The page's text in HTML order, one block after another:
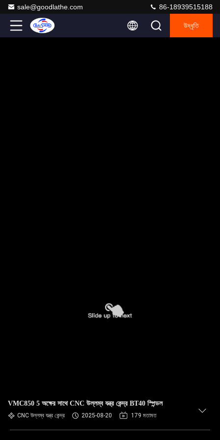
sale@goodlathe.com 86-18939515188
উদ্ধৃতি
VMC850 5 অক্ষের সাথে CNC উল্লম্ব যন্ত্র কেন্দ্র BT40 স্পিন্ডল
CNC উল্লম্ব যন্ত্র কেন্দ্র 2025-08-20 179 মতামত